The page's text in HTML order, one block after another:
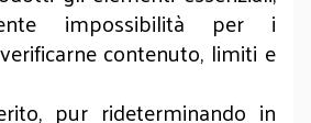
impossibilità per i
contenuto, limiti e
pur rideterminando in